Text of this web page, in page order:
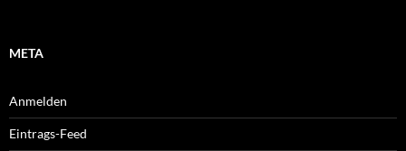
META
Anmelden
Eintrags-Feed